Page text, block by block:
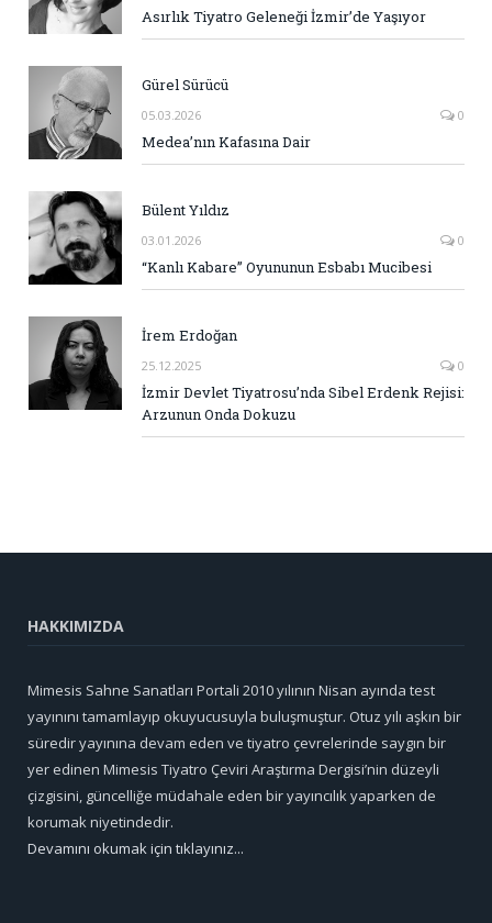
Asırlık Tiyatro Geleneği İzmir’de Yaşıyor
Gürel Sürücü
05.03.2026 0
Medea’nın Kafasına Dair
Bülent Yıldız
03.01.2026 0
“Kanlı Kabare” Oyununun Esbabı Mucibesi
İrem Erdoğan
25.12.2025 0
İzmir Devlet Tiyatrosu’nda Sibel Erdenk Rejisi:
Arzunun Onda Dokuzu
HAKKIMIZDA
Mimesis Sahne Sanatları Portali 2010 yılının Nisan ayında test
yayınını tamamlayıp okuyucusuyla buluşmuştur. Otuz yılı aşkın bir
süredir yayınına devam eden ve tiyatro çevrelerinde saygın bir
yer edinen Mimesis Tiyatro Çeviri Araştırma Dergisi’nin düzeyli
çizgisini, güncelliğe müdahale eden bir yayıncılık yaparken de
korumak niyetindedir.
Devamını okumak için tıklayınız...